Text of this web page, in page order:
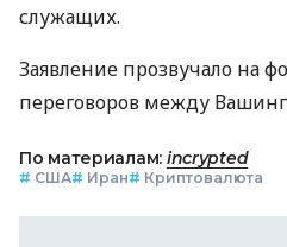
служащих.
Заявление прозвучало на
переговоров между
По материалам: incrypted
# США# Иран# Криптовалюта